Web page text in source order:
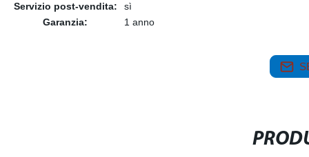
Servizio post-vendita:
sì
Garanzia:
1 anno